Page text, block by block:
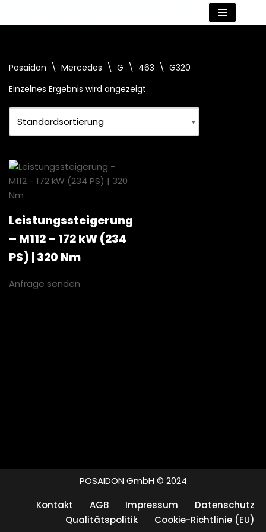
Posaidon \ Mercedes \ G \ 463 \ G320
Einzelnes Ergebnis wird angezeigt
Leistungssteigerung
– M112 – 172 kW (234
PS) | 320 Nm
Anfrage senden
POSAIDON GmbH © 2024
Kontakt
AGB Impressum
Datenschutz
Qualitätspolitik
Cookie-Richtlinie (EU)